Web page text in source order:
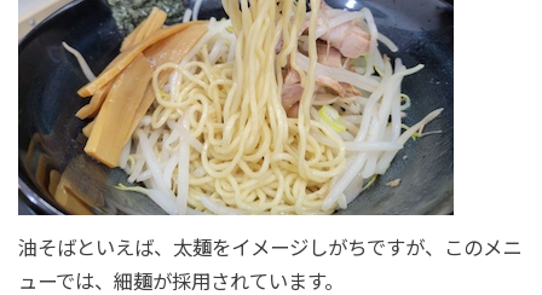
油そばといえば、太麺をイメージしがちですが、このメニ
ューでは、細麺が採用されています。